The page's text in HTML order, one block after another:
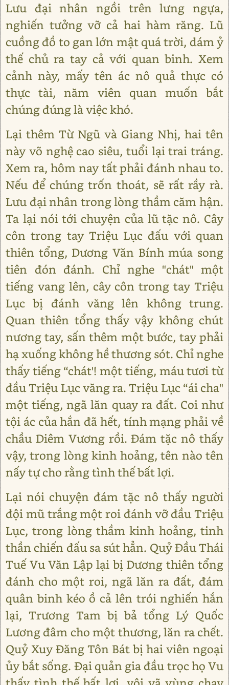
Lưu đại nhân ngồi trên lưng ngựa,
nghiến tưởng vỡ cả hai hàm răng. Lũ
cuồng đồ to gan lớn mật quá trời, dám ỷ
thế chủ ra tay cả với quan binh. Xem
cảnh này, mấy tên ác nô quả thực có
thực tài, năm viên quan muốn bắt
chúng đúng là việc khó.
Lại thêm Từ Ngũ và Giang Nhị, hai tên
này võ nghệ cao siêu, tuổi lại trai tráng.
Xem ra, hôm nay tất phải đánh nhau to.
Nếu để chúng trốn thoát, sẽ rất rầy rà.
Lưu đại nhân trong lòng thầm căm hận.
Ta lại nói tới chuyện của lũ tặc nô. Cây
côn trong tay Triệu Lục đấu với quan
thiên tổng, Dương Văn Bính múa song
tiên đón đánh. Chỉ nghe "chát" một
tiếng vang lên, cây côn trong tay Triệu
Lục bị đánh văng lên không trung.
Quan thiên tổng thấy vậy không chút
nương tay, sấn thêm một bước, tay phải
hạ xuống không hề thương sót. Chỉ nghe
thấy tiếng “chát'! một tiếng, máu tươi từ
đầu Triệu Lục văng ra. Triệu Lục “ái cha"
một tiếng, ngã lăn quay ra đất. Coi như
tội ác của hắn đã hết, tính mạng phải về
chầu Diêm Vương rồi. Đám tặc nô thấy
vậy, trong lòng kinh hoảng, tên nào tên
nấy tự cho rằng tình thế bất lợi.
Lại nói chuyện đám tặc nô thấy người
đội mũ trắng một roi đánh vỡ đầu Triệu
Lục, trong lòng thầm kinh hoảng, tinh
thần chiến đấu sa sút hẳn. Quỷ Đầu Thái
Tuế Vu Văn Lập lại bị Dương thiên tổng
đánh cho một roi, ngã lăn ra đất, đám
quân binh kéo ồ cả lên trói nghiến hắn
lại, Trương Tam bị bả tổng Lý Quốc
Lương đâm cho một thương, lăn ra chết.
Quỷ Xuy Đăng Tôn Bát bị hai viên ngoại
ủy bắt sống. Đại quản gia đầu trọc họ Vu